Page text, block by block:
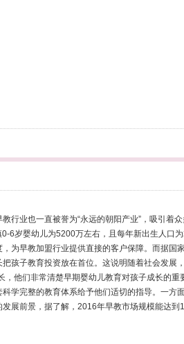
行业也一直被誉为“永远的朝阳产业”，吸引着
6岁婴幼儿为5200万左右，且每年新出生人口为
为早教加盟行业提供直接的客户保障。而据国
孩子教育投资放在首位。这说明随着社会发展
他们非常清楚早期婴幼儿教育对孩子成长的
学完整的教育体系给予他们适切的指导。一方
展前景，据了解，2016年早教市场规模能达